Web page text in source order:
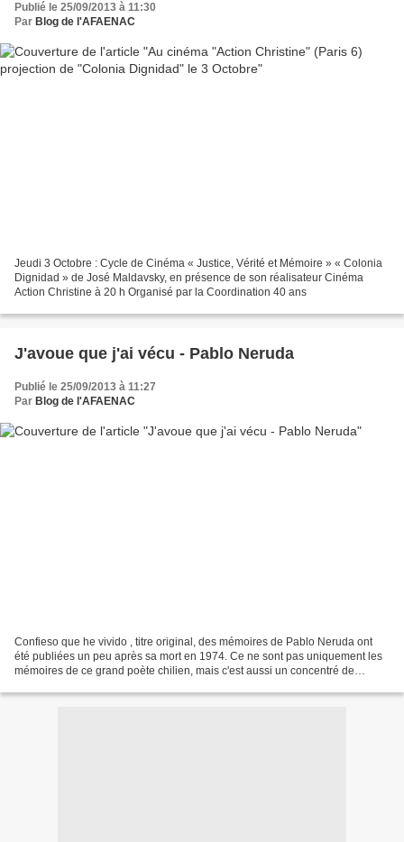
Publié le 25/09/2013 à 11:30
Par Blog de l'AFAENAC
Jeudi 3 Octobre : Cycle de Cinéma « Justice, Vérité et Mémoire » « Colonia
Dignidad » de José Maldavsky, en présence de son réalisateur Cinéma
Action Christine à 20 h Organisé par la Coordination 40 ans
J'avoue que j'ai vécu - Pablo Neruda
Publié le 25/09/2013 à 11:27
Par Blog de l'AFAENAC
Confieso que he vivido , titre original, des mémoires de Pablo Neruda ont
été publiées un peu après sa mort en 1974. Ce ne sont pas uniquement les
mémoires de ce grand poète chilien, mais c'est aussi un concentré de